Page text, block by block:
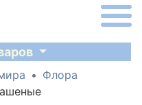
Флора